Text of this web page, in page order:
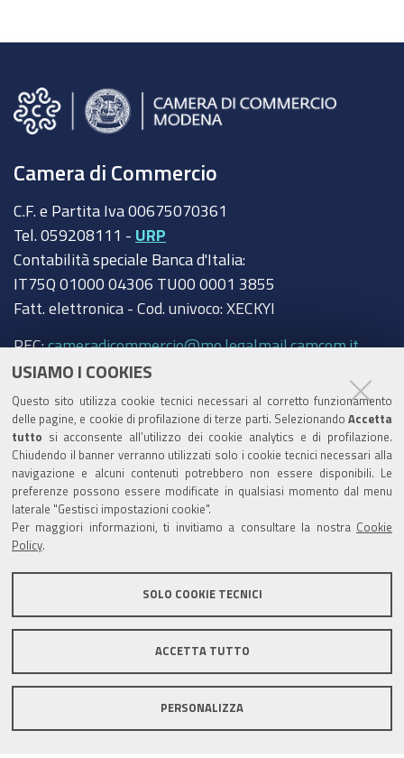
USIAMO I COOKIES
Questo sito utilizza cookie tecnici necessari al corretto funzionamento
delle pagine, e cookie di profilazione di terze parti. Selezionando Accetta
tutto si acconsente all’utilizzo dei cookie analytics e di profilazione.
Chiudendo il banner verranno utilizzati solo i cookie tecnici necessari alla
navigazione e alcuni contenuti potrebbero non essere disponibili. Le
preferenze possono essere modificate in qualsiasi momento dal menu
laterale "Gestisci impostazioni cookie".
Per maggiori informazioni, ti invitiamo a consultare la nostra Cookie
Policy
SOLO COOKIE TECNICI
ACCETTA TUTTO
PERSONALIZZA
Camera di Commercio
C.F. e Partita Iva 00675070361
Tel. 059208111 - URP
Contabilità speciale Banca d'Italia:
IT75Q 01000 04306 TU00 0001 3855
Fatt. elettronica - Cod. univoco: XECKYI
PEC:cameradicommercio@mo.legalmail.camcom.it
Trasparenza
Amministrazione trasparente
Albo Camerale
Pubblicità Legale
Area riservata Amministratori
Informativa generale
Informative privacy
Accessibilità
Note legali
Informativa estesa sui cookie
Social media policy